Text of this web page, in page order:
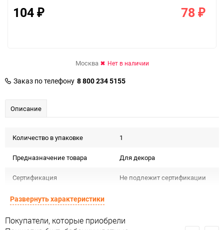
104 ₽ 78 ₽
Москва Нет в наличии
Заказ по телефону 8 800 234 5155
Описание
Количество в упаковке 1
Предназначение товара Для декора
Сертификация Не подлежит сертификации
Особые условия
Минимальное количество 1
Развернуть характеристики
Покупатели, которые приобрели